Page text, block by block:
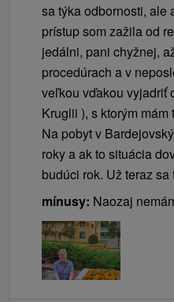
sa týka odbornosti, ale
prístup som zažila od
jedálni, pani chyžnej,
procedúrach a v
veľkou vďakou vyjadriť
Kruglii ), s ktorým
Na pobyt v
roky a ak to situácia
budúci rok. Už teraz sa
mínusy: Naozaj